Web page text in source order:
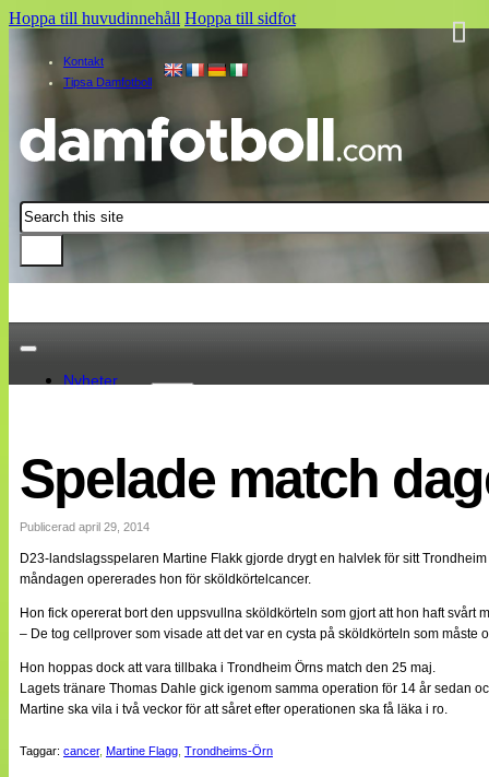
Hoppa till huvudinnehåll Hoppa till sidfot
Kontakt
Tipsa Damfotboll
Sök
Nyheter
Landslaget
EM 2013
Internationellt
Bildreportage
Bloggar
Lagen
Webb-TV
Cuper
Medlemsbilder
Till klubbkassan
NÄTverket
Split vision
Annonsera
Spelade match
Publicerad april 29, 2014
D23-landslagsspelaren Martine Flakk gjorde drygt en halvlek för sitt
måndagen opererades hon för sköldkörtelcancer.
Hon fick opererat bort den uppsvullna sköldkörteln som gjort att hon haft svårt
– De tog cellprover som visade att det var en cysta på sköldkörteln som
Hon hoppas dock att vara tillbaka i Trondheim Örns match den 25 maj.
Lagets tränare Thomas Dahle gick igenom samma operation för 14 år sedan
Martine ska vila i två veckor för att såret efter operationen ska få läka i ro.
Taggar: cancer, Martine Flagg Trondheims-Örn